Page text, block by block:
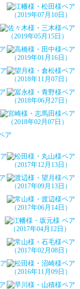
（2019年07月10日）
（2019年05月15日）
（2019年01月16日）
（2018年11月07日）
（2018年06月27日）
（2018年02月07日）
（2017年12月13日）
（2017年09月13日）
（2017年06月14日）
（2017年04月12日）
（2017年02月08日）
（2016年11月09日）